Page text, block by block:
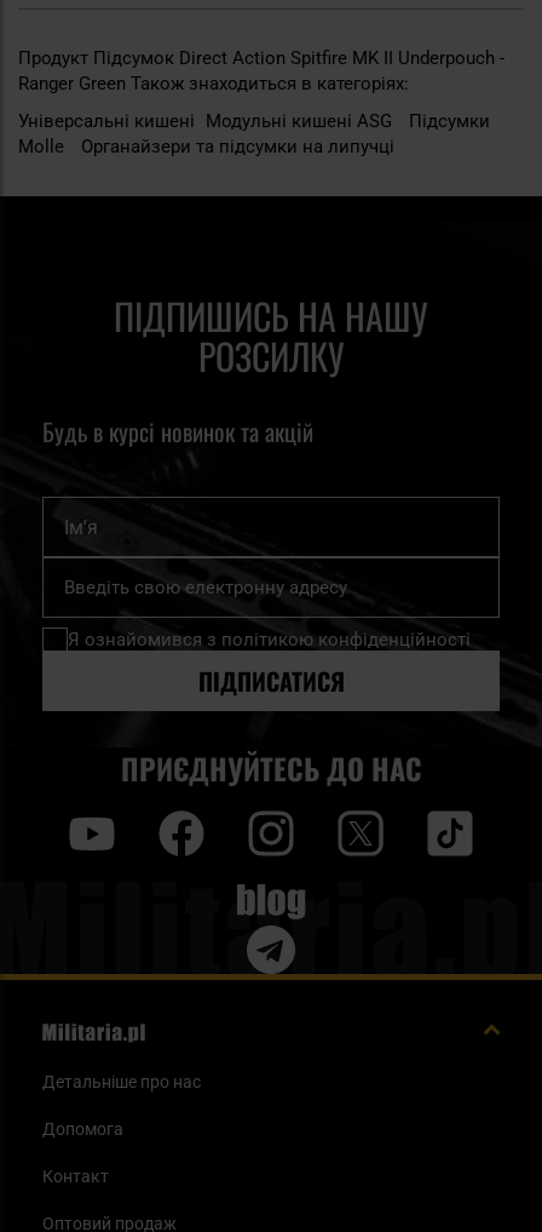
Продукт Підсумок Direct Action Spitfire MK II Underpouch -
Ranger Green Також знаходиться в категоріях:
Універсальні кишені
Модульні кишені ASG
Підсумки
Molle
Органайзери та підсумки на липучці
ПІДПИШИСЬ НА НАШУ
РОЗСИЛКУ
Будь в курсі новинок та акцій
Підпишіться
нашу
розсилку
Я ознайомився з політикою конфіденційності
ПІДПИСАТИСЯ
ПРИЄДНУЙТЕСЬ ДО НАС
Blog
Детальніше про нас
Допомога
Контакт
Оптовий продаж